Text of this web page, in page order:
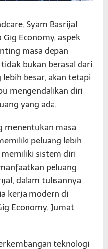
Syam Basrijal
Economy, aspek
masa depan
bukan berasal dari
lebih besar, akan tetapi
mengendalikan diri
yang ada.
menentukan masa
peluang lebih
memiliki sistem diri
peluang
dalam tulisannya
kerja modern di
Economy, Jumat
teknologi